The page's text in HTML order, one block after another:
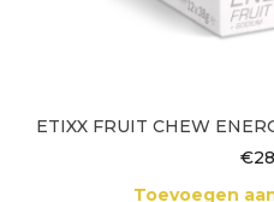
ETIXX FRUIT CHEW
€
Toevoegen